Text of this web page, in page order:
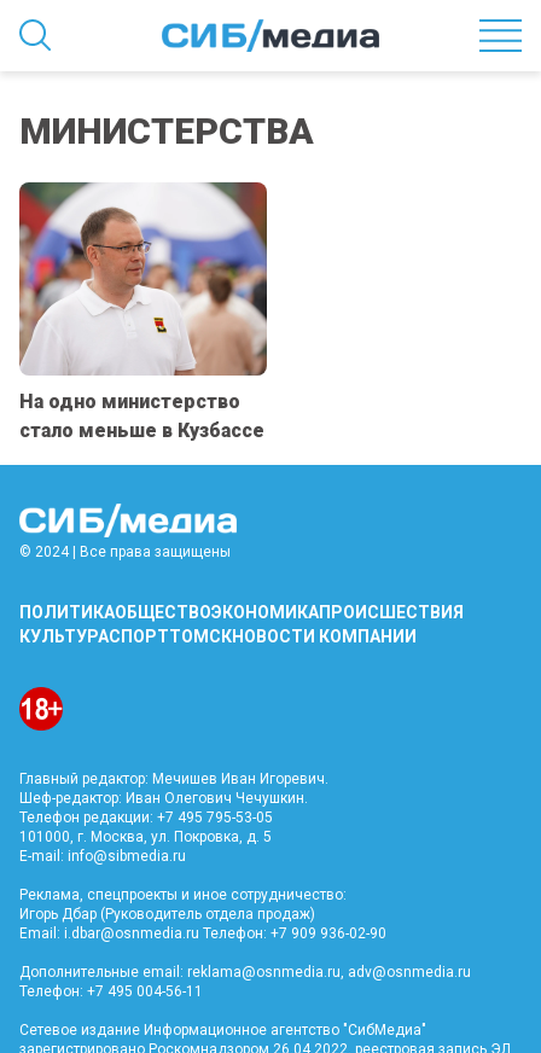
МИНИСТЕРСТВА
На одно министерство
стало меньше в Кузбассе
© 2024 | Все права защищены
ПОЛИТИКАОБЩЕСТВОЭКОНОМИКАПРОИСШЕСТВИЯ
КУЛЬТУРАСПОРТТОМСКНОВОСТИ КОМПАНИИ
Главный редактор: Мечишев Иван Игоревич.
Шеф-редактор: Иван Олегович Чечушкин.
Телефон редакции: +7 495 795-53-05
101000, г. Москва, ул. Покровка, д. 5
E-mail: info@sibmedia.ru
Реклама, спецпроекты и иное сотрудничество:
Игорь Дбар (Руководитель отдела продаж)
Email: i.dbar@osnmedia.ru Телефон: +7 909 936-02-90
Дополнительные email: reklama@osnmedia.ru adv@osnmedia.ru
Телефон: +7 495 004-56-11
Сетевое издание Информационное агентство "СибМедиа"
зарегистрировано Роскомнадзором 26.04.2022, реестровая запись ЭЛ